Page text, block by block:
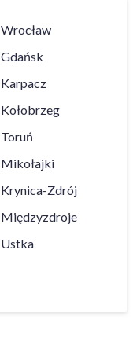
Wrocław
Gdańsk
Karpacz
Kołobrzeg
Toruń
Mikołajki
Krynica-Zdrój
Międzyzdroje
Ustka